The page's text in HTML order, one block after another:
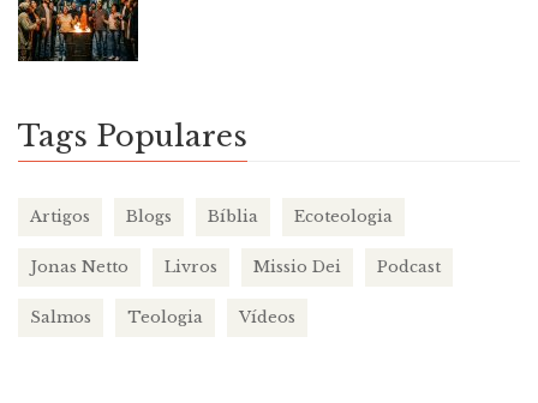
Tags Populares
Artigos Blogs Bíblia Ecoteologia
Jonas Netto Livros Missio Dei Podcast
Salmos Teologia Vídeos